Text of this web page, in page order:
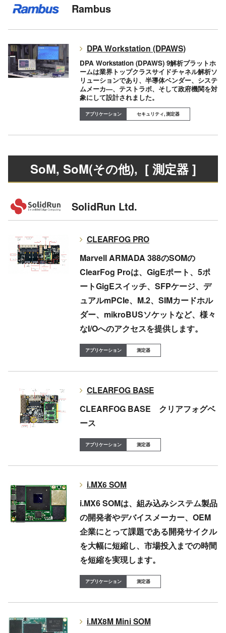
Rambus
DPA Workstation (DPAWS)
DPA Workstation (DPAWS) 9解析プラットホ
ームは業界トップクラスサイドチャネル解析ソ
リューションであり、半導体ベンダー、システ
ムメーカ―、テストラボ、そして政府機関を対
象にして設計されました。
セキュリティ, 測定器
SoM, SoM(その他), [ 測定器 ]
SolidRun Ltd.
CLEARFOG PRO
Marvell ARMADA 388のSOMの
ClearFog Proは、GigEポート、5ポ
ートGigEスイッチ、SFPケージ、デ
ュアルmPCIe、M.2、SIMカードホル
ダー、mikroBUSソケットなど、様々
なI/Oへのアクセスを提供します。
測定器
CLEARFOG BASE
CLEARFOG BASE クリアフォグベ
ース
測定器
i.MX6 SOM
i.MX6 SOMは、組み込みシステム製品
の開発者やデバイスメーカー、OEM
企業にとって課題である開発サイクル
を大幅に短縮し、市場投入までの時間
を短縮を実現します。
測定器
i.MX8M Mini SOM